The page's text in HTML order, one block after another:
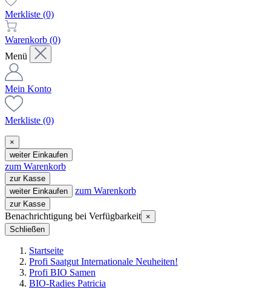
Merkliste (0)
Warenkorb (0)
Menü
Mein Konto
Merkliste (0)
×
weiter Einkaufen
zum Warenkorb
zur Kasse
weiter Einkaufen
zum Warenkorb
zur Kasse
Benachrichtigung bei Verfügbarkeit ×
Schließen
Startseite
Profi Saatgut Internationale Neuheiten!
Profi BIO Samen
BIO-Radies Patricia